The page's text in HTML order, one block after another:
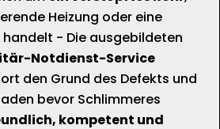
Heizung oder eine
- Die ausgebildeten
Notdienst-Service
den Grund des Defekts und
bevor Schlimmeres
kompetent und